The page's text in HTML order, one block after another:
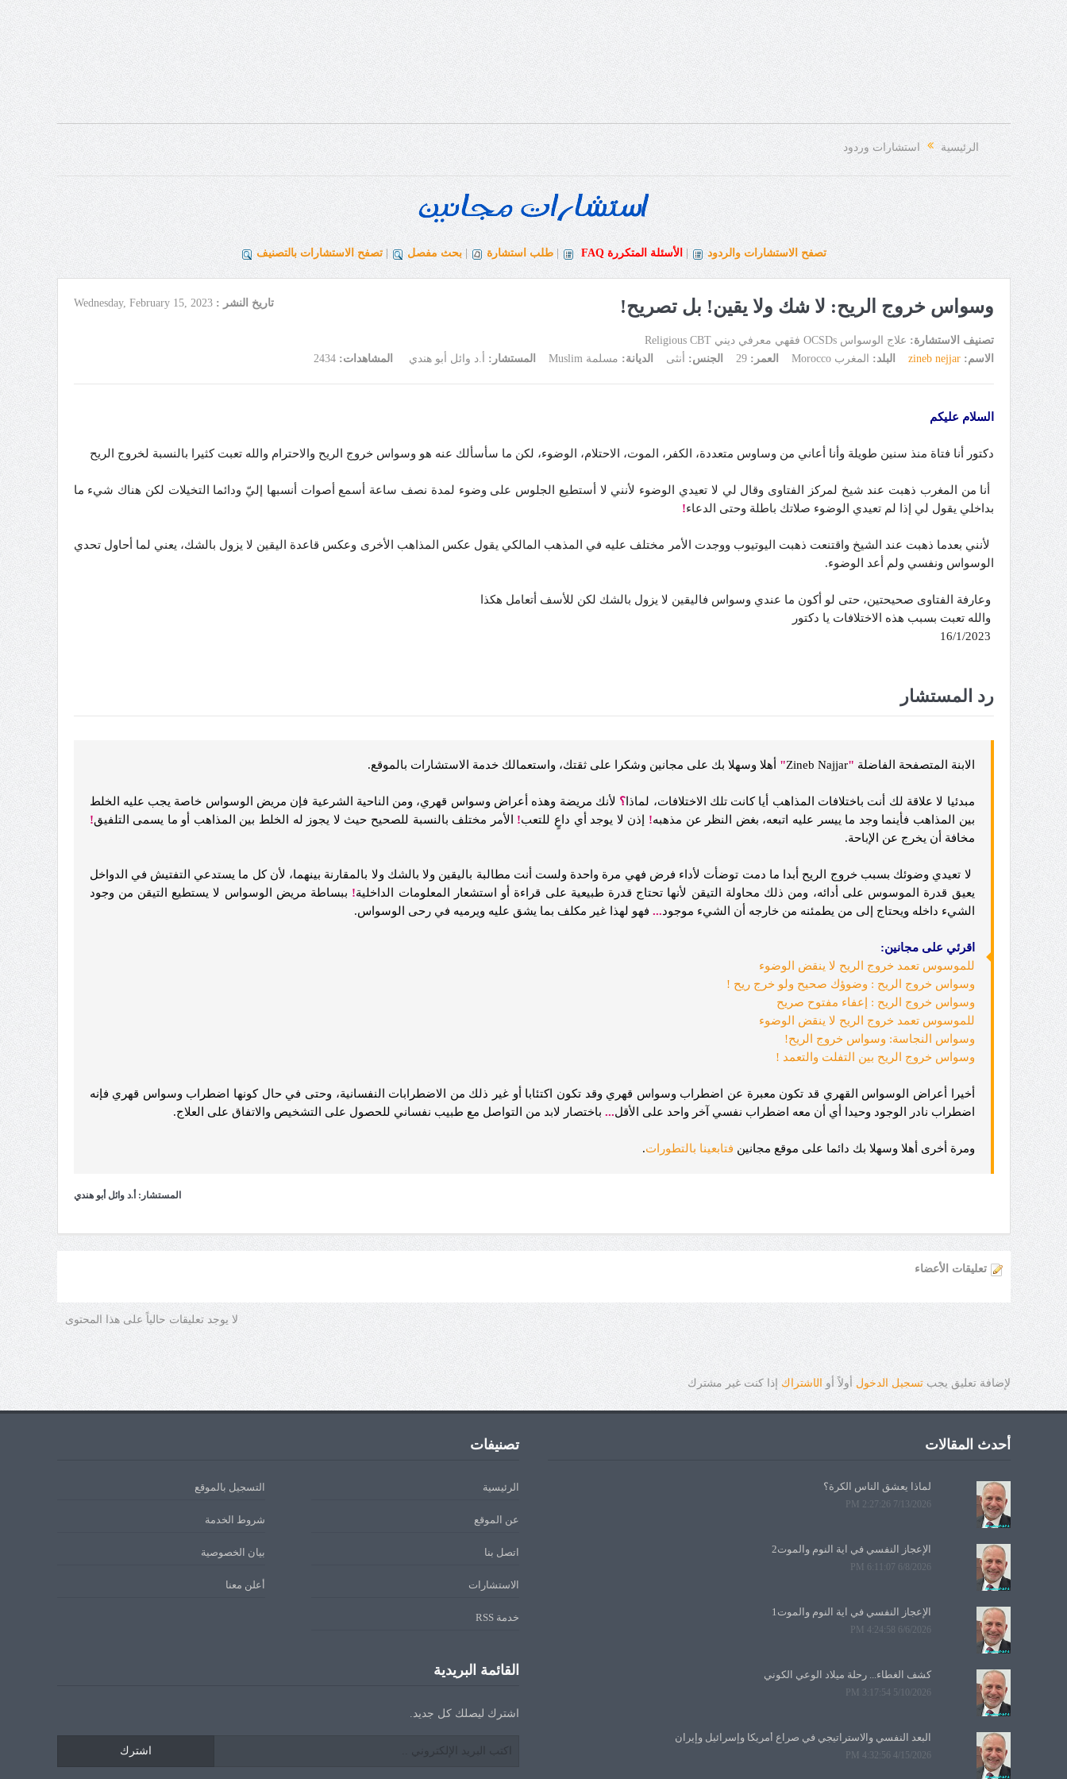
الرئيسية استشارات وردود
تصفح الاستشارات والردود الأسئلة المتكررة FAQ طلب استشارة | بحث مفصل | تصفح الاستشارات بالتصنيف
وسواس خروج الريح: لا شك ولا يقين! بل تصريح! تاريخ النشر :Wednesday, February 15, 2023
تصنيف الاستشارة: علاج الوسواس OCSDs فقهي معرفي ديني Religious CBT
الاسم: zineb nejjar البلد: المغرب Morocco العمر:29 الجنس: أنثى الديانة: مسلمة Muslim المستشار: أ.د وائل أبو هندي المشاهدات:2434
السلام عليكم
دكتور أنا فتاة منذ سنين طويلة وأنا أعاني من وساوس متعددة، الكفر، الموت، الاحتلام، الوضوء، لكن ما سأسألك عنه هو وسواس خروج الريح والاحترام والله تعبت كثيرا بالنسبة لخروج الريح
أنا من المغرب ذهبت عند شيخ لمركز الفتاوى وقال لي لا تعيدي الوضوء لأنني لا أستطيع الجلوس على وضوء لمدة نصف ساعة أسمع أصوات أنسبها إليّ ودائما التخيلات لكن هناك شيء ما
بداخلي يقول لي إذا لم تعيدي الوضوء صلاتك باطلة وحتى الدعاء!
لأنني بعدما ذهبت عند الشيخ واقتنعت ذهبت اليوتيوب ووجدت الأمر مختلف عليه في المذهب المالكي يقول عكس المذاهب الأخرى وعكس قاعدة اليقين لا يزول بالشك، يعني لما أحاول تحدي
الوسواس ونفسي ولم أعد الوضوء.
وعارفة الفتاوى صحيحتين، حتى لو أكون ما عندي وسواس فاليقين لا يزول بالشك لكن للأسف أتعامل هكذا
والله تعبت بسبب هذه الاختلافات يا دكتور
رد المستشار
الابنة المتصفحة الفاضلة "
Zineb Najjar
" أهلا وسهلا بك على مجانين وشكرا على ثقتك، واستعمالك خدمة الاستشارات بالموقع.
مبدئيا لا علاقة لك أنت باختلافات المذاهب أيا كانت تلك الاختلافات، لماذا ؟ لأنك مريضة وهذه أعراض وسواس قهري، ومن الناحية الشرعية فإن مريض الوسواس خاصة يجب عليه الخلط
بين المذاهب فأينما وجد ما ييسر عليه اتبعه، بغض النظر عن مذهبه! إذن لا يوجد أي داعٍ للتعب! الأمر مختلف بالنسبة للصحيح حيث لا يجوز له الخلط بين المذاهب أو ما يسمى التلفيق!
مخافة أن يخرج عن الإباحة.
لا تعيدي وضوئك بسبب خروج الريح أبدا ما دمت توضأت لأداء فرض فهي مرة واحدة ولست أنت مطالبة باليقين ولا بالشك ولا بالمقارنة بينهما، لأن كل ما يستدعي التفتيش في الدواخل
يعيق قدرة الموسوس على أدائه، ومن ذلك محاولة التيقن لأنها تحتاج قدرة طبيعية على قراءة أو استشعار المعلومات الداخلية! ببساطة مريض الوسواس لا يستطيع التيقن من وجود
الشيء داخله ويحتاج إلى من يطمئنه من خارجه أن الشيء موجود... فهو لهذا غير مكلف بما يشق عليه ويرميه في رحى الوسواس.
اقرئي على مجانين:
للموسوس تعمد خروج الريح لا ينقض الوضوء
وسواس خروج الريح : وضوؤك صحيح ولو خرج ريح !
وسواس خروج الريح : إعفاء مفتوح صريح
للموسوس تعمد خروج الريح لا ينقض الوضوء
وسواس النجاسة: وسواس خروج الريح!
وسواس خروج الريح بين التفلت والتعمد !
أخيرا أعراض الوسواس القهري قد تكون معبرة عن اضطراب وسواس قهري وقد تكون اكتئابا أو غير ذلك من الاضطرابات النفسانية، وحتى في حال كونها اضطراب وسواس قهري فإنه
اضطراب نادر الوجود وحيدا أي أن معه اضطراب نفسي آخر واحد على الأقل... باختصار لابد من التواصل مع طبيب نفساني للحصول على التشخيص والاتفاق على العلاج.
ومرة أخرى أهلا وسهلا بك دائما على موقع مجانين فتابعينا بالتطورات.
المستشار: أ.د وائل أبو هندي
تعليقات الأعضاء
لا يوجد تعليقات حالياً على هذا المحتوى
لإضافة تعليق يجبتسجيل الدخولأولاً أو الاشتراكإذا كنت غير مشترك
أحدث المقالات
لماذا يعشق الناس الكرة؟
7/13/2026 2:27:26 PM
الإعجاز النفسي في آية النوم والموت2
6/8/2026 6:11:07 PM
الإعجاز النفسي في آية النوم والموت1
6/6/2026 4:24:58 PM
كشف الغطاء... رحلة ميلاد الوعي الكوني
5/10/2026 3:17:54 PM
البعد النفسي والاستراتيجي في صراع أمريكا وإسرائيل وإيران
4/15/2026 4:32:56 PM
تصنيفات
الرئيسية التسجيل بالموقع
عن الموقع شروط الخدمة
اتصل بنا بيان الخصوصية
الاستشارات أعلن معنا
خدمة RSS
القائمة البريدية
اشترك ليصلك كل جديد.
اشترك